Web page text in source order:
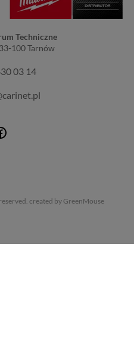
Techniczne
100 Tarnów
03 14
created by GreenMouse